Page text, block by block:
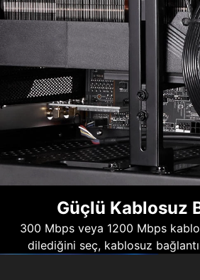
Güçlü Kablosuz
300 Mbps veya 1200 Mbps
dilediğini seç, kablosuz